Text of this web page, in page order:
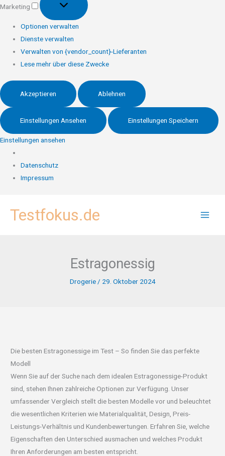
Marketing
Optionen verwalten
Dienste verwalten
Verwalten von {vendor_count}-Lieferanten
Lese mehr über diese Zwecke
Akzeptieren Ablehnen
Einstellungen Ansehen Einstellungen Speichern
Einstellungen ansehen
Datenschutz
Impressum
InhaltTestfokus.de
Estragonessig
Drogerie/ 29. Oktober 2024
Die besten Estragonessige im Test – So finden Sie das perfekte
Modell
Wenn Sie auf der Suche nach dem idealen Estragonessige-Produkt
sind, stehen Ihnen zahlreiche Optionen zur Verfügung. Unser
umfassender Vergleich stellt die besten Modelle vor und beleuchtet
die wesentlichen Kriterien wie Materialqualität, Design, Preis-
Leistungs-Verhältnis und Kundenbewertungen. Erfahren Sie, welche
Eigenschaften den Unterschied ausmachen und welches Produkt
Ihren Anforderungen am besten entspricht.